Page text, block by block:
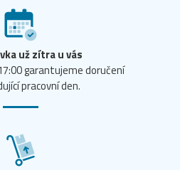
už zítra u vás
garantujeme doručení
pracovní den.